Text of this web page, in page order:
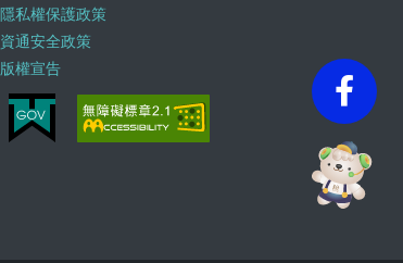
隱私權保護政策
資通安全政策
版權宣告